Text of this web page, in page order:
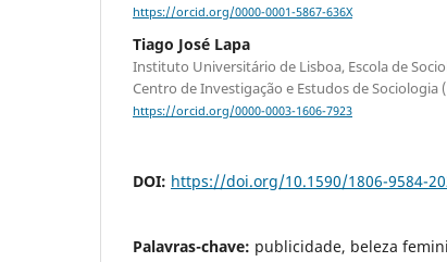
https://orcid.org/0000-0001-5867-636X
Tiago José Lapa
Instituto Universitário de Lisboa, Escola de
Centro de Investigação e Estudos de Sociologia
https://orcid.org/0000-0003-1606-7923
DOI: https://doi.org/10.1590/1806-9584-
Palavras-chave: publicidade, beleza